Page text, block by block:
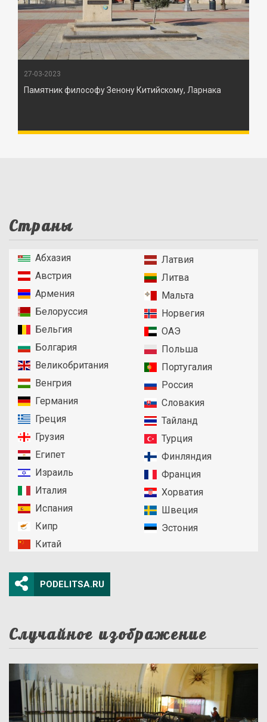
27-03-2023
Памятник философу Зенону Китийскому, Ларнака
Страны
Абхазия
Австрия
Армения
Белоруссия
Бельгия
Болгария
Великобритания
Венгрия
Германия
Греция
Грузия
Египет
Израиль
Италия
Испания
Кипр
Китай
Латвия
Литва
Мальта
Норвегия
ОАЭ
Польша
Португалия
Россия
Словакия
Тайланд
Турция
Финляндия
Франция
Хорватия
Швеция
Эстония
PODELITSA.RU
Случайное изображение